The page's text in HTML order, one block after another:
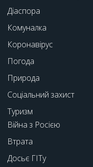
Діаспора
Комуналка
Коронавірус
Погода
Природа
Соціальний захист
Туризм
Війна з Росією
Втрата
Досьє ГІТу